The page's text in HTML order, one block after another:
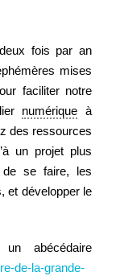
fois par an
mises
faciliter notre
numérique à
des ressources
un projet plus
de se faire, les
et développer le
abécédaire
de-la-grande-